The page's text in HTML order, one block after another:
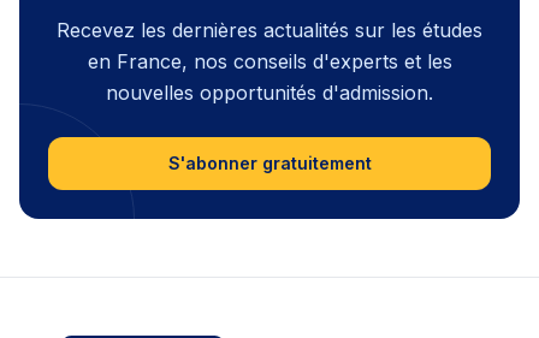
Recevez les dernières actualités sur les études
en France, nos conseils d'experts et les
nouvelles opportunités d'admission.
S'abonner gratuitement